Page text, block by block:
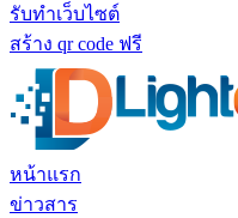
รับทำเว็บไซต์
สร้าง qr code ฟรี
หน้าแรก
ข่าวสาร